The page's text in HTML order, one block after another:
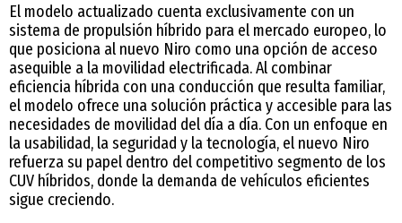
El modelo actualizado cuenta exclusivamente con un
sistema de propulsión híbrido para el mercado europeo, lo
que posiciona al nuevo Niro como una opción de acceso
asequible a la movilidad electrificada. Al combinar
eficiencia híbrida con una conducción que resulta familiar,
el modelo ofrece una solución práctica y accesible para las
necesidades de movilidad del día a día. Con un enfoque en
la usabilidad, la seguridad y la tecnología, el nuevo Niro
refuerza su papel dentro del competitivo segmento de los
CUV híbridos, donde la demanda de vehículos eficientes
sigue creciendo.